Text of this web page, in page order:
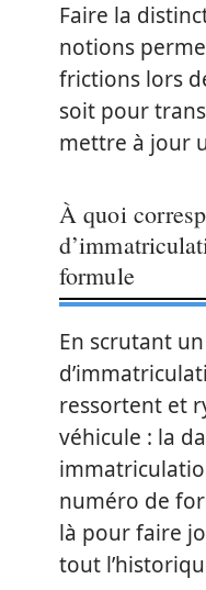
Faire la
notions
frictions lors
soit pour
mettre à jour
À quoi
formule
En scrutant
ressortent et
véhicule : la
numéro de
là pour faire
tout